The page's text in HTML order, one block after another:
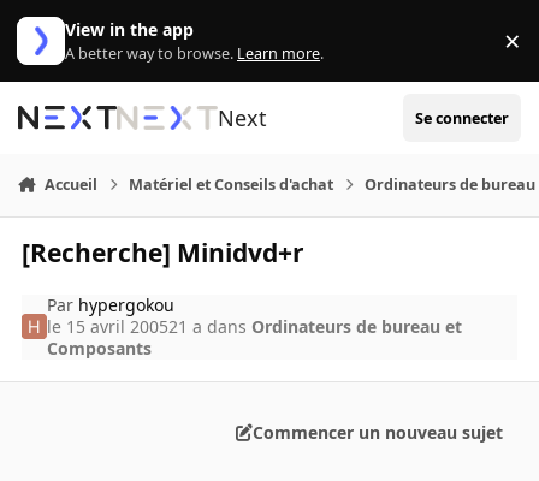
Aller au contenu
View in the app
A better way to browse. Learn more. ×
Next Se connecter
Accueil Matériel et Conseils d'achat Ordinateurs de bureau
[Recherche] Minidvd+r
Par hypergokou
le 15 avril 200521 a dans Ordinateurs de bureau et
Composants
Commencer un nouveau sujet